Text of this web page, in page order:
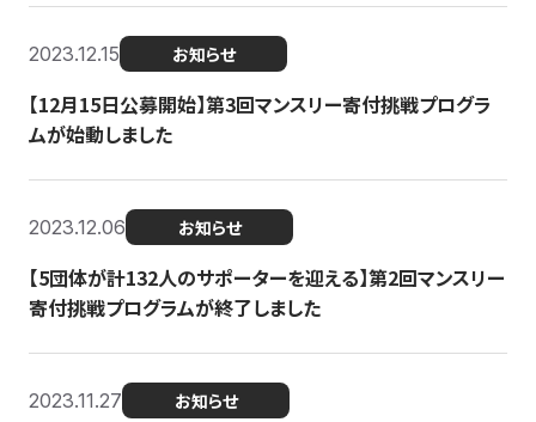
2023.12.15 お知らせ
【12月15日公募開始】第3回マンスリー寄付挑戦プログラ
ムが始動しました
2023.12.06 お知らせ
【5団体が計132人のサポーターを迎える】第2回マンスリー
寄付挑戦プログラムが終了しました
2023.11.27 お知らせ